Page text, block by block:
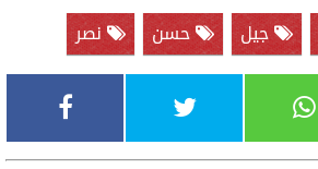
جيل حسن نصر